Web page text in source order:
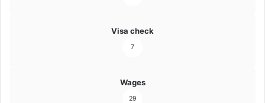
Visa check
7
Wages
29